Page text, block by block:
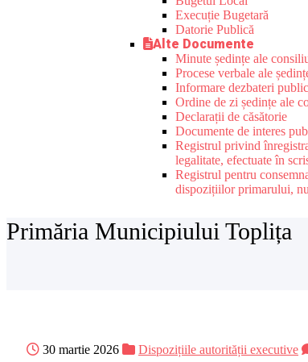
Execuție Bugetară
Datorie Publică
Alte Documente
Minute ședințe ale
Procese verbale ale
Informare dezbateri
Ordine de zi ședințe ale
Declarații de căsătorie
Documente de interes
Registrul privind
legalitate, efectuate în
Registrul pentru
dispozițiilor primarului,
Primăria Municipiului Toplița
30 martie 2026 Dispozițiile autorității executive